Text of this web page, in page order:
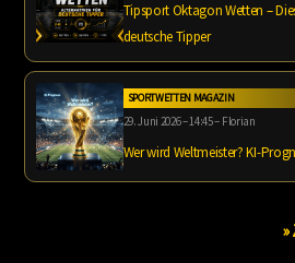
Tipsport Oktagon Wetten –
deutsche Tipper
SPORTWETTEN MAGAZIN
29. Juni 2026 – 14:45 – Florian
Wer wird Weltmeister? KI-
»